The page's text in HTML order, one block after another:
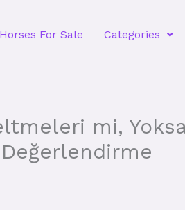
Horses For Sale Categories
mi,